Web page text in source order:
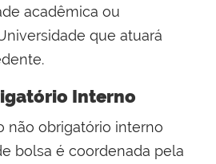
acadêmica ou
que atuará
Interno
não obrigatório interno
bolsa é coordenada pela